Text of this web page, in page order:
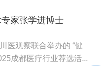
家张学进博士
医观察联合举办的 “健
成都医疗行业荐选活...